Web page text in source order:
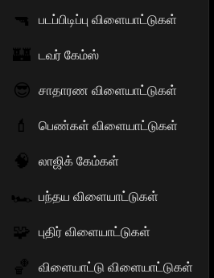
🔫 படப்பிடிப்பு விளையாட்டுகள்
🏰 டவர் கேம்ஸ்
😎 சாதாரண விளையாட்டுகள்
💄 பெண்கள் விளையாட்டுகள்
🧠 லாஜிக் கேம்கள்
🏎️ பந்தய விளையாட்டுகள்
🧩 புதிர் விளையாட்டுகள்
🏀 விளையாட்டு விளையாட்டுகள்